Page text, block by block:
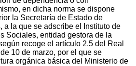
en dicha norma se dispone
la Secretaría de Estado de
a la que se adscribe el Instituto de
Sociales, entidad gestora de la
recoge el artículo 2.5 del Real
10 de marzo, por el que se
orgánica básica del Ministerio de